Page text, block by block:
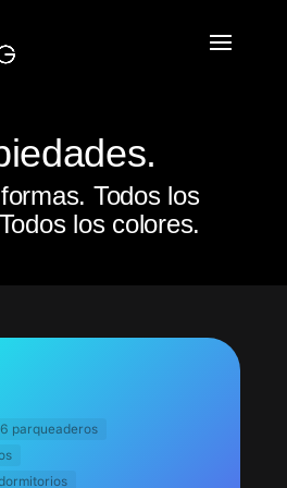
Todos los
los colores.
6 parqueaderos